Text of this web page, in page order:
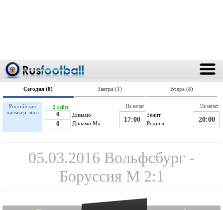
Сегодня (8) Завтра (1) Вчера (8)
Российская
премьер-лига
Динамо
0
0
Динамо Мх
2 тайм
Зенит
17:00 Родина
Не начат
20:00
Не начат
05.03.2016 Вольфсбург -
Боруссия М 2:1